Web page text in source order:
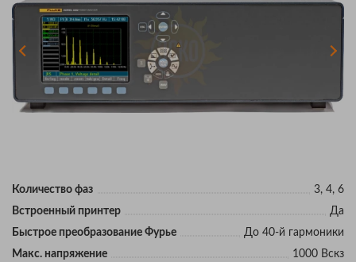
Количество фаз
3, 4, 6
Встроенный принтер
Да
Быстрое преобразование Фурье
До 40-й гармоники
Макс. напряжение
1000 Вскз